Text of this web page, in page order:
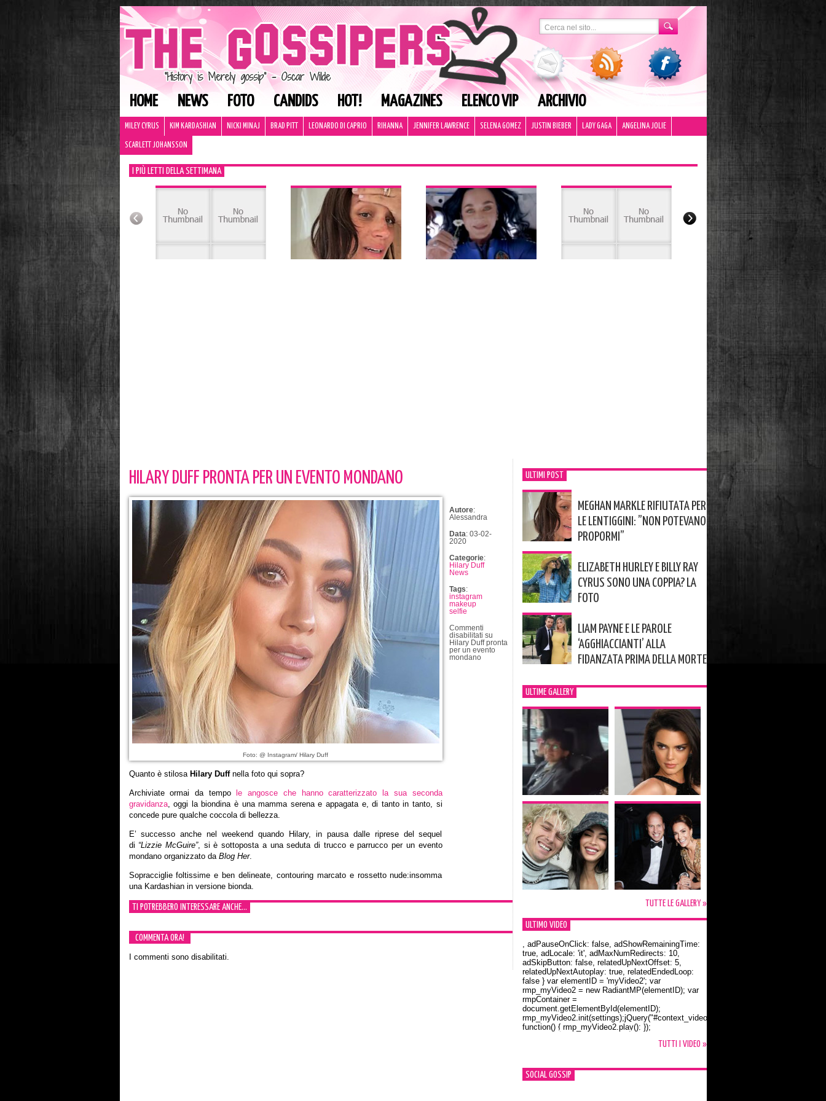
HOME NEWS FOTO CANDIDS HOT! MAGAZINES ELENCO VIP ARCHIVIO
MILEY CYRUS KIM KARDASHIAN NICKI MINAJ BRAD PITT LEONARDO DI CAPRIO RIHANNA JENNIFER LAWRENCE SELENA GOMEZ JUSTIN BIEBER LADY GAGA ANGELINA JOLIE
SCARLETT JOHANSSON
I PIÙ LETTI DELLA SETTIMANA
HILARY DUFF PRONTA PER UN EVENTO MONDANO
Foto: @ Instagram/ Hilary Duff
Quanto è stilosa Hilary Duffnella foto qui sopra?
Archiviate ormai da tempo
le angosce che hanno caratterizzato la sua seconda
gravidanza, oggi la biondina è una mamma serena e appagata e, di tanto in tanto, si
concede pure qualche coccola di bellezza.
E’ successo anche nel weekend quando Hilary, in pausa dalle riprese del sequel
di “Lizzie McGuire”, si è sottoposta a una seduta di trucco e parrucco per un evento
mondano organizzato daBlog Her.
Sopracciglie foltissime e ben delineate, contouring marcato e rossetto nude:insomma
una Kardashian in versione bionda.
Autore:
Alessandra
Data: 03-02-
2020
Categorie:
Hilary Duff
News
Tags:
instagram
makeup
selfie
Commenti
disabilitati su
Hilary Duff pronta
per un evento
mondano
TI POTREBBERO INTERESSARE ANCHE...
COMMENTA ORA!
I commenti sono disabilitati.
ULTIMI POST
MEGHAN MARKLE RIFIUTATA PER
LE LENTIGGINI: ”NON POTEVANO
PROPORMI”
ELIZABETH HURLEY E BILLY RAY
CYRUS SONO UNA COPPIA? LA
FOTO
LIAM PAYNE E LE PAROLE
‘AGGHIACCIANTI’ ALLA
FIDANZATA PRIMA DELLA MORTE
ULTIME GALLERY
TUTTE LE GALLERY »
ULTIMO VIDEO
Orlando Bloom e la t-shirt dedicata a Flynn
, adPauseOnClick: false, adShowRemainingTime:
true, adLocale: 'it', adMaxNumRedirects: 10,
adSkipButton: false, relatedUpNextOffset: 5,
relatedUpNextAutoplay: true, relatedEndedLoop:
false } var elementID = 'myVideo2'; var
rmp_myVideo2 = new RadiantMP(elementID); var
rmpContainer =
document.getElementById(elementID);
rmp_myVideo2.init(settings);jQuery("#context_video2").one("mouseover",
function() { rmp_myVideo2.play(); });
TUTTI I VIDEO »
SOCIAL GOSSIP